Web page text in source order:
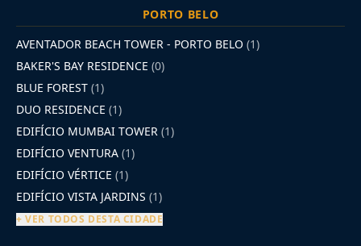
PORTO BELO
AVENTADOR BEACH TOWER - PORTO BELO (1)
BAKER'S BAY RESIDENCE (0)
BLUE FOREST (1)
DUO RESIDENCE (1)
EDIFÍCIO MUMBAI TOWER (1)
EDIFÍCIO VENTURA (1)
EDIFÍCIO VÉRTICE (1)
EDIFÍCIO VISTA JARDINS (1)
+ VER TODOS DESTA CIDADE